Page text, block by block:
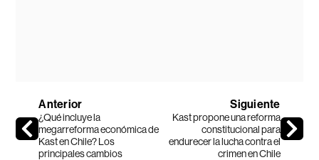
Anterior
¿Qué incluye la
megarreforma económica de
Kast en Chile? Los
principales cambios
Siguiente
Kast propone una reforma
constitucional para
endurecer la lucha contra el
crimen en Chile